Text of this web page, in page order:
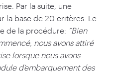
Par la suite, une
la base de 20 critères. Le
de la procédure: “Bien
nous avons attiré
lorsque nous avons
d’embarquement des